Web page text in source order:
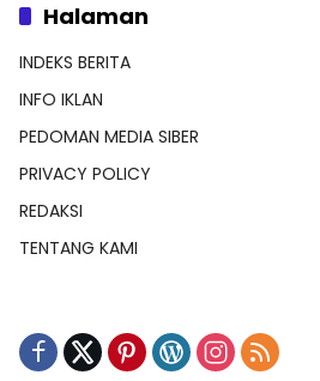
Halaman
INDEKS BERITA
INFO IKLAN
PEDOMAN MEDIA SIBER
PRIVACY POLICY
REDAKSI
TENTANG KAMI